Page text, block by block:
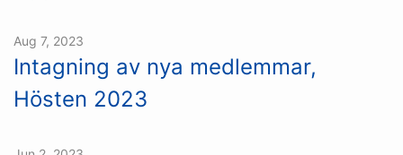
Aug 7, 2023
Intagning av nya medlemmar,
Hösten 2023